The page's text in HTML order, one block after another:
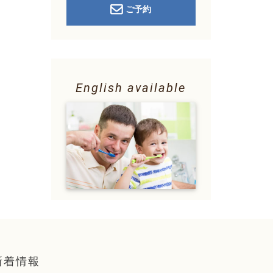
ご予約
English available
着情報